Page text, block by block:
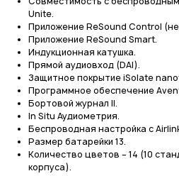
Unite.
Приложение ReSound Control
Приложение ReSound Smart.
Индукционная катушка.
Прямой аудиовход (DAI).
Защитное покрытие iSolate
Программное обеспечение
Бортовой журнал II.
In Situ Аудиометрия.
Беспроводная настройка с
Размер батарейки 13.
Количество цветов – 14 (10
корпуса).